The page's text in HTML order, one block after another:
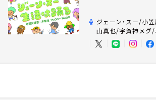
ジェーン・スー/小
山真也/宇賀神メグ/